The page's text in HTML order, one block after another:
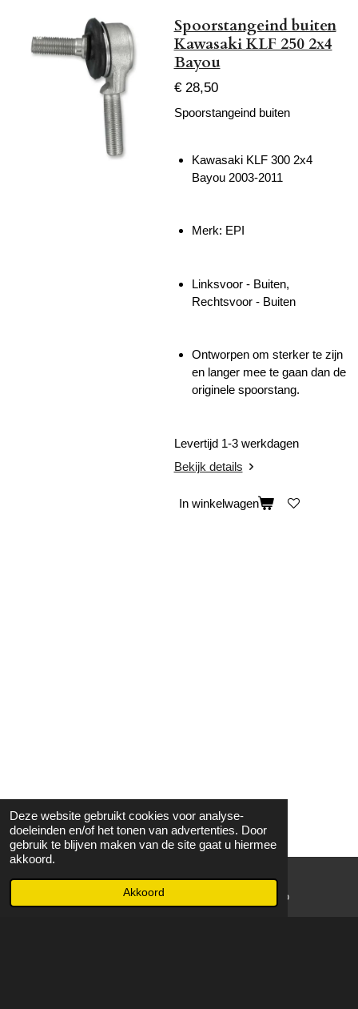
Deze website gebruikt cookies voor analyse-
doeleinden en/of het tonen van advertenties. Door
gebruik te blijven maken van de site gaat u hiermee
akkoord.
Akkoord
Spoorstangeind buiten
Kawasaki KLF 250 2x4
Bayou
€ 28,50
Spoorstangeind buiten
Kawasaki KLF 300 2x4
Bayou 2003-2011
Merk: EPI
Linksvoor - Buiten,
Rechtsvoor - Buiten
Ontworpen om sterker te zijn
en langer mee te gaan dan de
originele spoorstang.
Levertijd 1-3 werkdagen
Bekijk details
In winkelwagen
WhatsApp